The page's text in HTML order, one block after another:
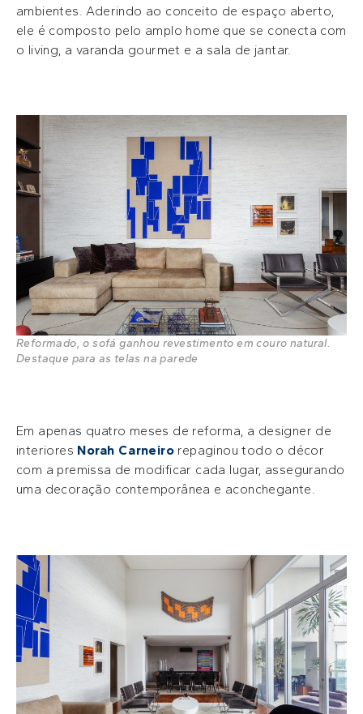
ambientes. Aderindo ao conceito de espaço aberto,
ele é composto pelo amplo home que se conecta com
o living, a varanda gourmet e a sala de jantar.
Reformado, o sofá ganhou revestimento em couro natural.
Destaque para as telas na parede
Em apenas quatro meses de reforma, a designer de
interiores Norah Carneiro repaginou todo o décor
com a premissa de modificar cada lugar, assegurando
uma decoração contemporânea e aconchegante.